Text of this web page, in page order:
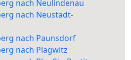
nach Neulindenau
nach Neustadt-
nach Paunsdorf
nach Plagwitz